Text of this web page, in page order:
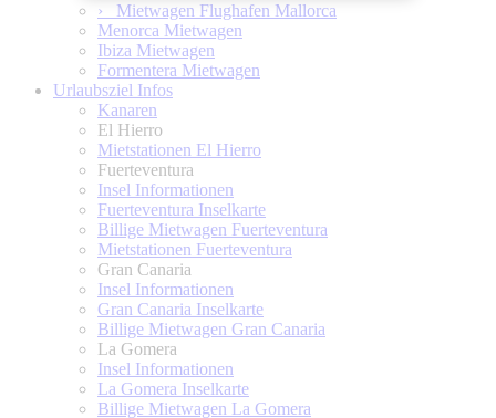
› Mietwagen Flughafen Mallorca
Menorca Mietwagen
Ibiza Mietwagen
Formentera Mietwagen
Urlaubsziel Infos
Kanaren
El Hierro
Mietstationen El Hierro
Fuerteventura
Insel Informationen
Fuerteventura Inselkarte
Billige Mietwagen Fuerteventura
Mietstationen Fuerteventura
Gran Canaria
Insel Informationen
Gran Canaria Inselkarte
Billige Mietwagen Gran Canaria
La Gomera
Insel Informationen
La Gomera Inselkarte
Billige Mietwagen La Gomera